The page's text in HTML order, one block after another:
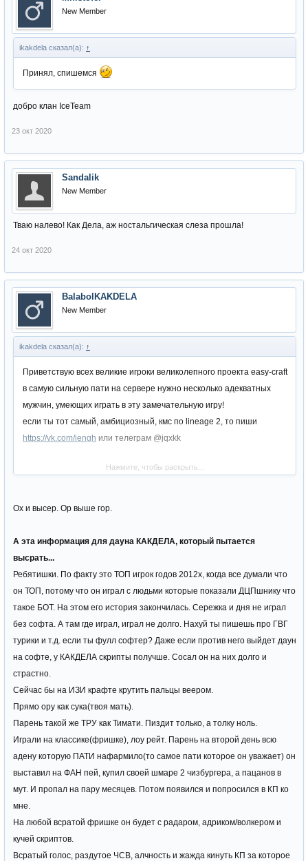
New Member
ikakdela сказал(а): ↑
Принял, спишемся
добро клан IceTeam
23 окт 2020
Sandalik
New Member
Тваю налево! Как Дела, аж ностальгическая слеза прошла!
24 окт 2020
BalabolKAKDELA
New Member
ikakdela сказал(а): ↑
Приветствую всех великие игроки великолепного проекта easy-craft
в самую сильную пати на сервере нужно несколько адекватных
мужчин, умеющих играть в эту замечательную игру!
если ты тот самый, амбициозный, кмс по lineage 2, то пиши
https://vk.com/iengh или телеграм @jqxkk
А эта информация для тех, кто пытается высрать в мою
ребятишки, по факту, вот сколько раз стартовал сервер, постоянно
и уровень игры твоей пати, если ты пишешь нон стоп что ищеш с
кем гвг, тебя все игнорят, никто не хочет с вами драться, тогда по
факту, статус "ТОП ПАТИ ДВОРА" заслуживает эта пати? я играл и
играю всегда на пати, мне похуй на клан, на эпики и.т.д., мне важен
результат моей пати, если мы побеждаем в 1 пати на той же АК, то
хорошо, я доволен, если нас убил клан на АК ну или на каком то
другом эпике, так вы соберитесь с силами и напишите мужики мы
вас убили на АК, и убьем вас в ГВГ, я никогда не авойдил ГВГ ( за
исключением случаев, когда нету мэмберов) а по факту, те пати
которые собирают КП, на этом сервер и не хотят выходить ГВГ, то
по факту, это пати мусорные (помойные), зачем собирать КП, если
не выходишь ГВГ? лучше не позориться и написать "Набор в клан
всех желающих" и ходить на эпики и забирать эти эпики, это да,
есть люди которые играют ради эпика в игру, им не нужны драчки!
но не макайтесь никогда в такое как "КП"
если после прочитаного у вас все таки, откуда невозьмись
появились яички то пишите на счет gvg 9x9 на ник "kakdela все
обсудим, все решим
выходить ГВГ готовы 24.10.2020 по времени чтобы было удобно и
вам и нам
Нажмите, чтобы раскрыть...
Ох и высер. Ор выше гор.
А эта информация для дауна КАКДЕЛА, который пытается
высрать...
Ребятишки. По факту это ТОП игрок годов 2012х, когда все думали что
он ТОП, потому что он играл с людьми которые показали ДЦПшнику что
такое БОТ. На этом его история закончилась. Сережка и дня не играл
без софта. А там где играл, играл не долго. Нахуй ты пишешь про ГВГ
турики и т.д. если ты фулл софтер? Даже если против него выйдет даун
на софте, у КАКДЕЛА скрипты получше. Сосал он на них долго и
страстно.
Сейчас бы на ИЗИ крафте крутить пальцы веером.
Прямо ору как сука(твоя мать).
Парень такой же ТРУ как Тимати. Пиздит только, а толку ноль.
Играли на классике(фришке), лоу рейт. Парень на второй день всю
адену которую ПАТИ нафармило(то самое пати которое он уважает) он
выставил на ФАН пей, купил своей шмаре 2 чизбургера, а пацанов в
мут. И пропал на пару месяцев. Потом появился и попросился в КП ко
мне.
На любой всратой фришке он будет с радаром, адриком/волкером и
кучей скриптов.
Всратый голос, раздутое ЧСВ, алчность и жажда кинуть КП за которое